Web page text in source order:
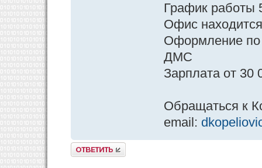
График работы
Офис
Оформление
ДМС
Зарплата от 30
Обращаться к
email:
Ответить